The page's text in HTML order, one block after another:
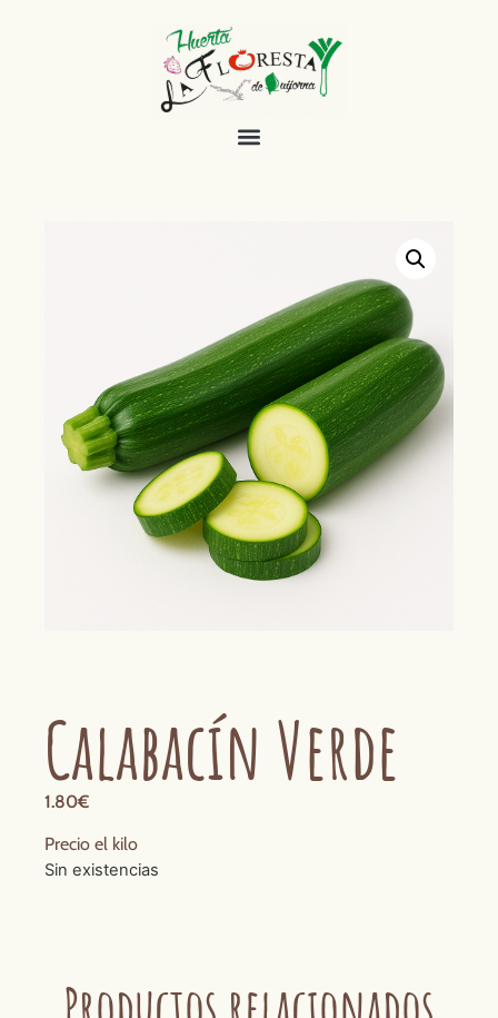
Calabacín Verde
1.80€
Precio el kilo
Sin existencias